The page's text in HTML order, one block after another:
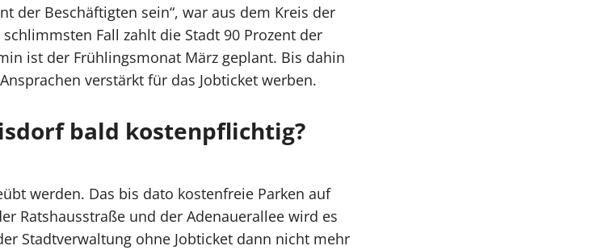
der Beschäftigten sein“, war aus dem Kreis der
Fall zahlt die Stadt 90 Prozent der
ist der Frühlingsmonat März geplant. Bis dahin
verstärkt für das Jobticket werben.
bald kostenpflichtig?
werden. Das bis dato kostenfreie Parken auf
Ratshausstraße und der Adenauerallee wird es
Stadtverwaltung ohne Jobticket dann nicht mehr